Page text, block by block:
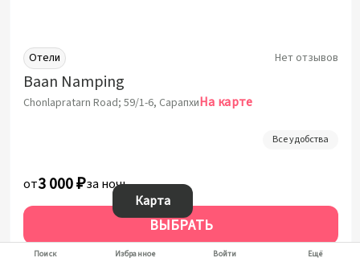
Отели
Baan Namping
Chonlapratarn Road; 59/1-6, СарапхиНа карте
Нет отзывов
Все удобства
от3 000 ₽за ночь
ВЫБРАТЬ
За 1 ночь от: 3 000 ₽
Карта
Поиск Избранное Войти Ещё